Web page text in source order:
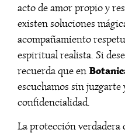
acto de amor propio y
existen soluciones
acompañamiento
espiritual realista. Si
recuerda que en
escuchamos sin juzgarte
confidencialidad.
La protección